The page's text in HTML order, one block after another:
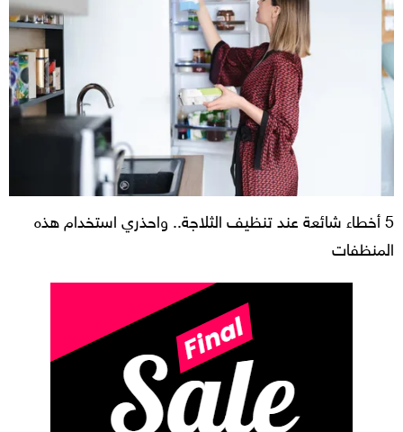
5 أخطاء شائعة عند تنظيف الثلاجة.. واحذري استخدام هذه
المنظفات